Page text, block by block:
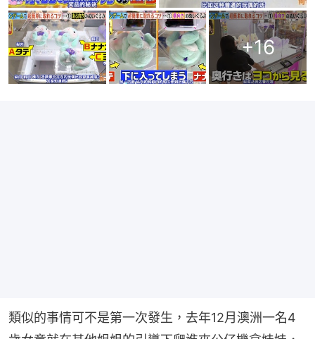
+16
類似的事情可不是第一次發生，去年12月澳洲一名4